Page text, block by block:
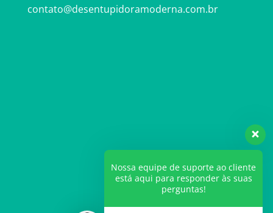
contato@desentupidoramoderna.com.br
Nossa equipe de suporte ao cliente
está aqui para responder às suas
perguntas!